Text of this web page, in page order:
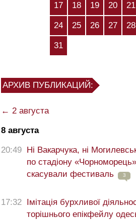
17 18 19 20 21
24 25 26 27 28
31
АРХИВ ПУБЛИКАЦИЙ:
← 2 августа
8 августа
20:49
Ні Вакарчука, ні
по стадіону
скасували фестиваль
3
17:32
Імітація бурхливої
торішнього епікфейлу